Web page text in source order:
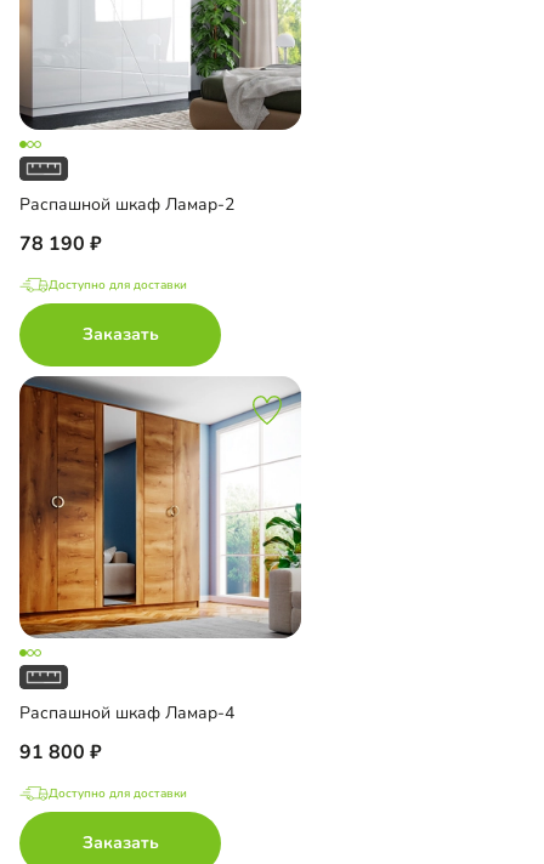
Распашной шкаф Ламар-2
78 190
Доступно для доставки
Заказать
Распашной шкаф Ламар-4
91 800
Доступно для доставки
Заказать